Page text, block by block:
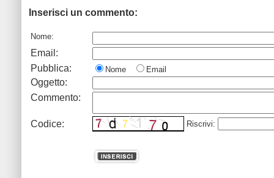
Inserisci un commento:
Nome:
Email:
Pubblica:
Nome Email
Oggetto:
Commento:
Codice: Riscrivi: